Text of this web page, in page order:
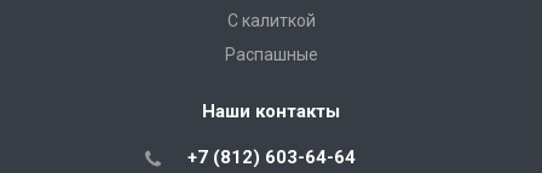
С калиткой
Распашные
Наши контакты
+7 (812) 603-64-64